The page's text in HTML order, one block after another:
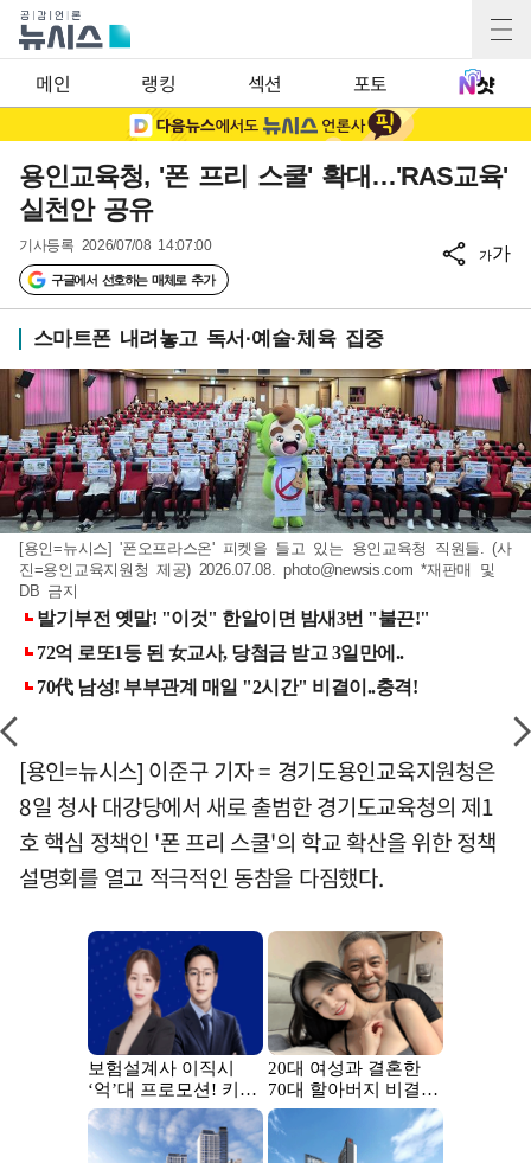
메인 랭킹 섹션 포토
용인교육청, '폰 프리 스쿨' 확대…'RAS교육'
실천안 공유
기사등록 2026/07/08 14:07:00
구글에서 선호하는 매체로 추가
가가
스마트폰 내려놓고 독서·예술·체육 집중
[용인=뉴시스] '폰오프라스온' 피켓을 들고 있는 용인교육청 직원들. (사
진=용인교육지원청 제공) 2026.07.08.photo@newsis.com *재판매 및
DB 금지
[용인=뉴시스] 이준구 기자 = 경기도용인교육지원청은
8일 청사 대강당에서 새로 출범한 경기도교육청의 제1
호 핵심 정책인 '폰 프리 스쿨'의 학교 확산을 위한 정책
설명회를 열고 적극적인 동참을 다짐했다.